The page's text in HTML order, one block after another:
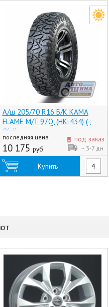
А/ш 205/70 R16 Б/К КАМА
FLAME M/T 97Q, (HK-434) (-,
(Хр))
последняя цена
10 175 руб.
под заказ
~ 3-7 дн
Купить